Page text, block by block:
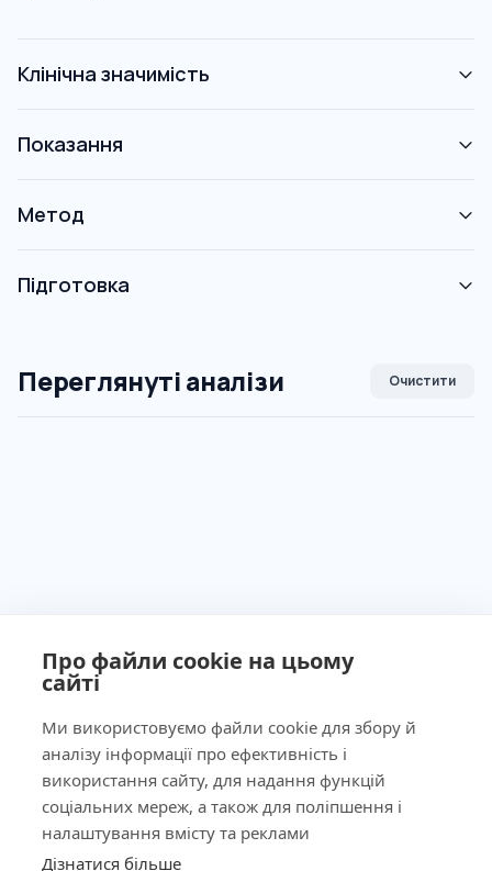
Про файли cookie на цьому
сайті
Ми використовуємо файли cookie для збору й
аналізу інформації про ефективність і
використання сайту, для надання функцій
соціальних мереж, а також для поліпшення і
налаштування вмісту та реклами
Дізнатися більше
Клінічна значимість
Показання
Метод
Підготовка
Переглянуті аналізи Очистити
Ліцензія МОЗ України №603260 від 23.09.2011
КНОПКА